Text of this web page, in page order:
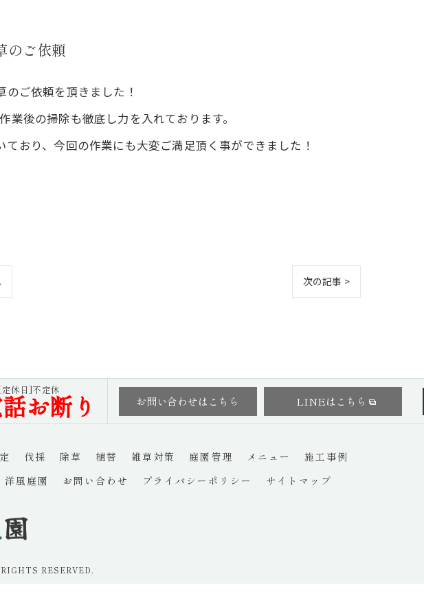
のご依頼
ご依頼を頂きました！
後の掃除も徹底し力を入れております。
おり、今回の作業にも大変ご満足頂く事ができました！
次の記事 >
休日]不定休
お断り お問い合わせはこちら LINEはこちら
伐採 除草 植替 雑草対策 庭園管理 メニュー
施工事例
洋風庭園 お問い合わせ プライバシーポリシー サイトマップ
RIGHTS RESERVED.